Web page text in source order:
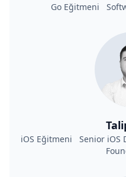
Go Eğitmeni
iOS Eğitmeni Senior iOS